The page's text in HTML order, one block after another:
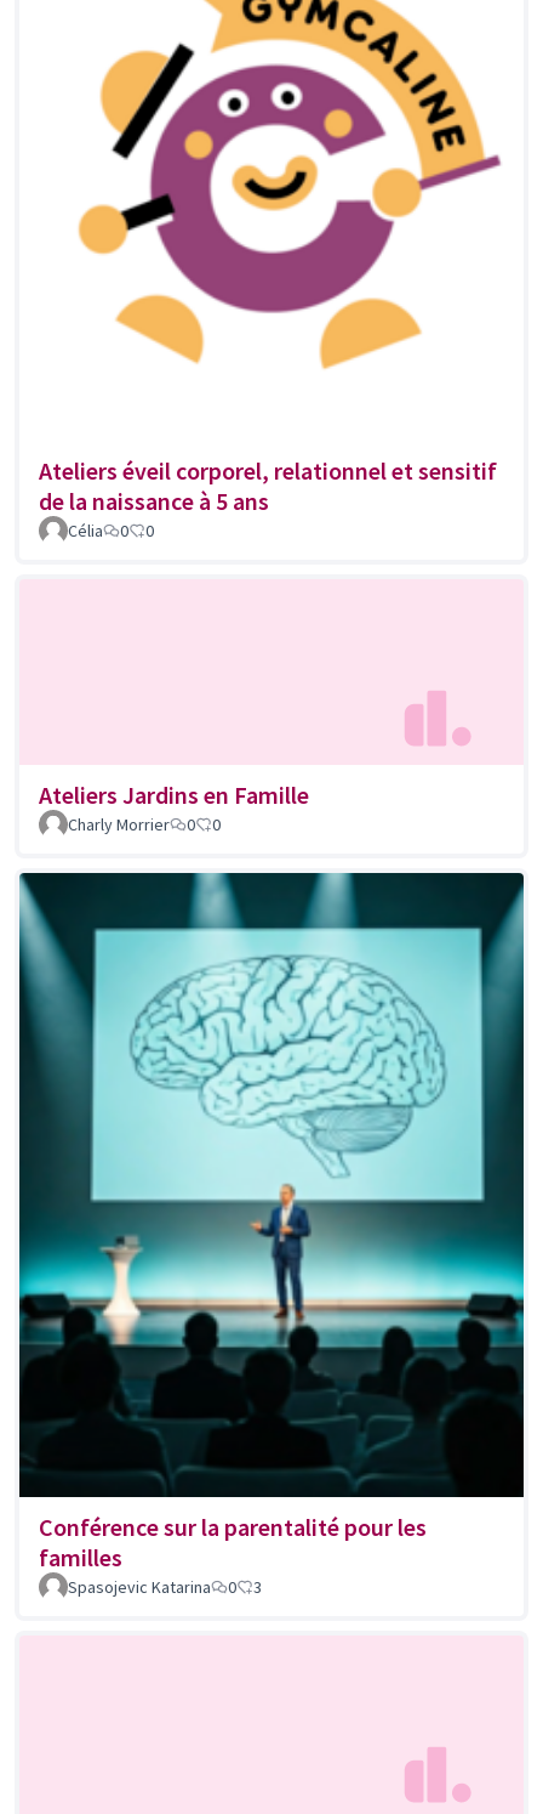
Ateliers éveil corporel, relationnel et sensitif
de la naissance à 5 ans
Célia 0 0
Ateliers Jardins en Famille
Charly Morrier 0 0
Conférence sur la parentalité pour les
familles
Spasojevic Katarina 0 3